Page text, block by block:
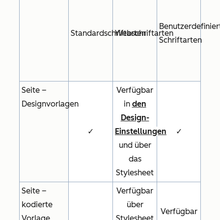
Standardschriftarten
Webschriftarten
Schriftarten
Seite –
Designvorlagen
✓
Verfügbar
in den
Design-
Einstellungen
und über
das
Stylesheet
✓
Seite –
kodierte
Verfügbar
über
Verfügbar